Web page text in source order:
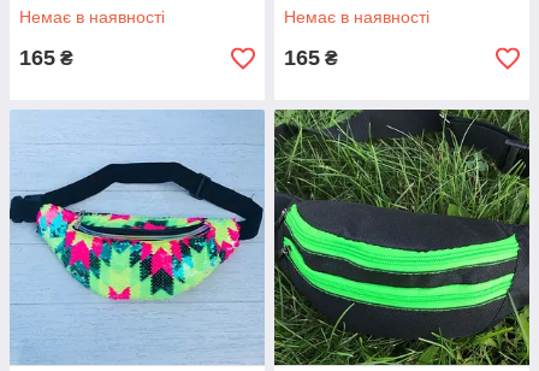
Немає в наявності
165 ₴
Немає в наявності
165 ₴